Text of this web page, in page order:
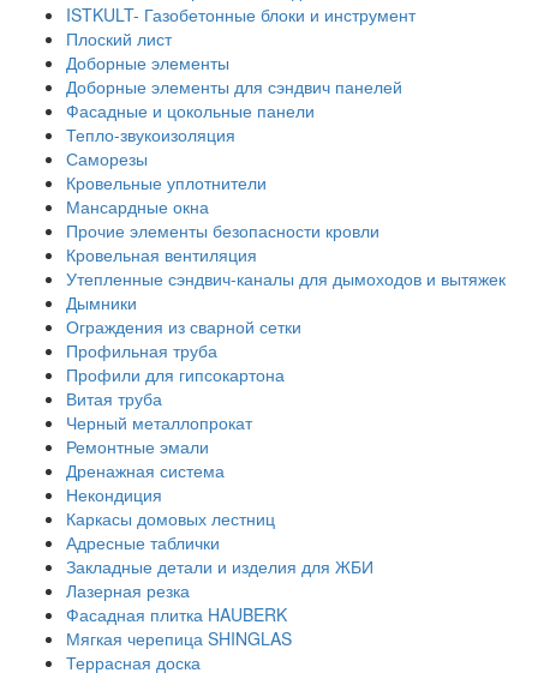
ISTKULT- Газобетонные блоки и инструмент
Плоский лист
Доборные элементы
Доборные элементы для сэндвич панелей
Фасадные и цокольные панели
Тепло-звукоизоляция
Саморезы
Кровельные уплотнители
Мансардные окна
Прочие элементы безопасности кровли
Кровельная вентиляция
Утепленные сэндвич-каналы для дымоходов и вытяжек
Дымники
Ограждения из сварной сетки
Профильная труба
Профили для гипсокартона
Витая труба
Черный металлопрокат
Ремонтные эмали
Дренажная система
Некондиция
Каркасы домовых лестниц
Адресные таблички
Закладные детали и изделия для ЖБИ
Лазерная резка
Фасадная плитка HAUBERK
Мягкая черепица SHINGLAS
Террасная доска